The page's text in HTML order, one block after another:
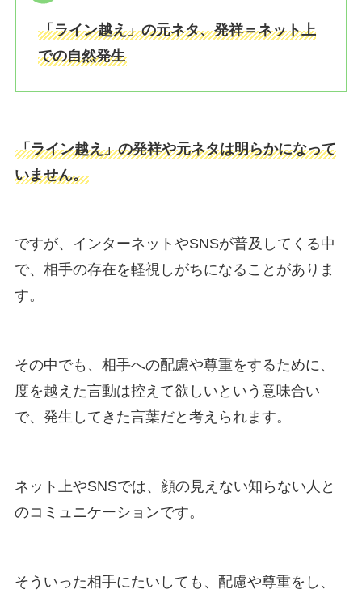
「ライン越え」の元ネタ、発祥＝ネット上
での自然発生
「ライン越え」の発祥や元ネタは明らかになって
いません。
ですが、インターネットやSNSが普及してくる中
で、相手の存在を軽視しがちになることがありま
す。
その中でも、相手への配慮や尊重をするために、
度を越えた言動は控えて欲しいという意味合い
で、発生してきた言葉だと考えられます。
ネット上やSNSでは、顔の見えない知らない人と
のコミュニケーションです。
そういった相手にたいしても、配慮や尊重をし、